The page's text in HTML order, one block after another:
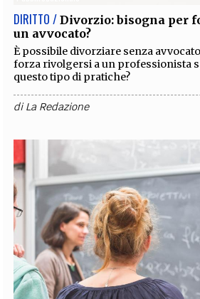
DIRITTO / Divorzio: bisogna per
un avvocato?
È possibile divorziare senza
forza rivolgersi a un professionista
questo tipo di pratiche?
diLa Redazione